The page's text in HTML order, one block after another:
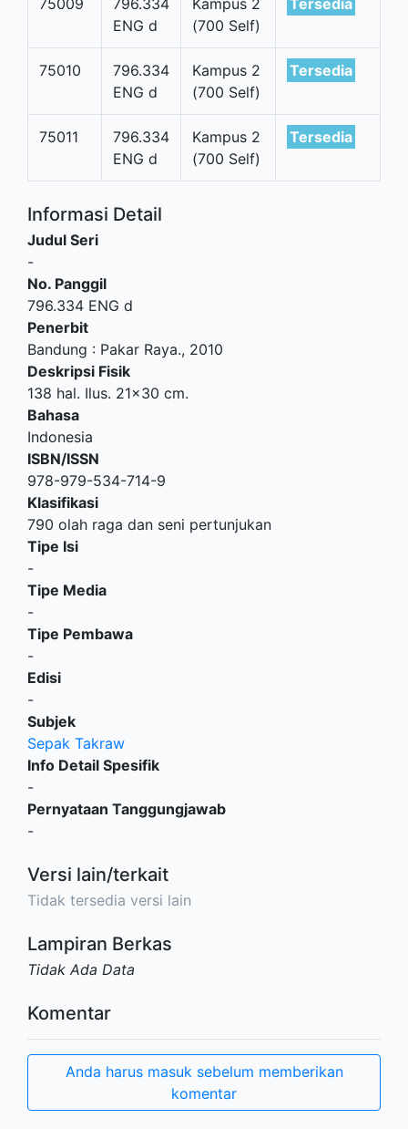
ENG d
(700 Self)
75010
796.334
ENG d
Kampus 2
(700 Self)
Tersedia
75011
796.334
ENG d
Kampus 2
(700 Self)
Tersedia
Informasi Detail
Judul Seri
-
No. Panggil
796.334 ENG d
Penerbit
Bandung : Pakar Raya., 2010
Deskripsi Fisik
138 hal. Ilus. 21x30 cm.
Bahasa
Indonesia
ISBN/ISSN
978-979-534-714-9
Klasifikasi
790 olah raga dan seni pertunjukan
Tipe Isi
-
Tipe Media
-
Tipe Pembawa
-
Edisi
-
Subjek
Sepak Takraw
Info Detail Spesifik
-
Pernyataan Tanggungjawab
-
Versi lain/terkait
Tidak tersedia versi lain
Lampiran Berkas
Tidak Ada Data
Komentar
Anda harus masuk sebelum memberikan
komentar